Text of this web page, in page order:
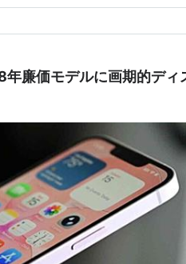
廉価モデルに画期的ディ